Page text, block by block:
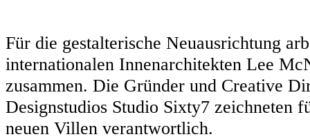
Für die gestalterische Neuausrichtung
internationalen Innenarchitekten Lee
zusammen. Die Gründer und Creative
Designstudios Studio Sixty7 zeichneten
neuen Villen verantwortlich.